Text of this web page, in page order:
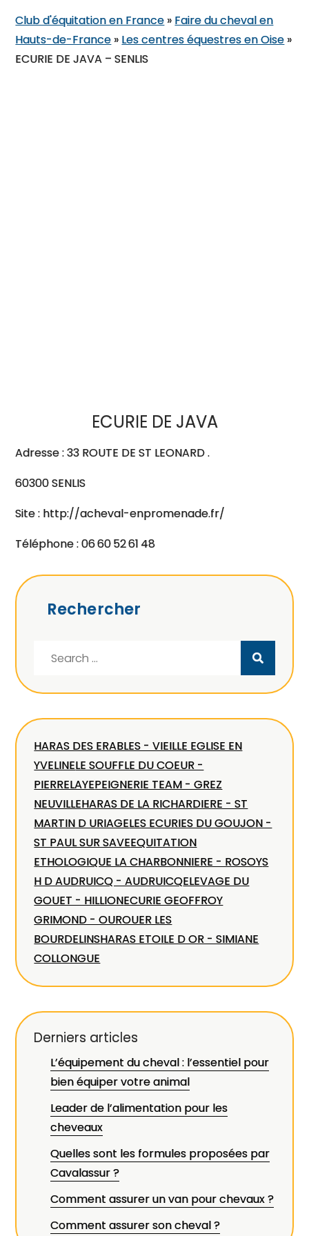
Club d'équitation en France » Faire du cheval en
Hauts-de-France » Les centres équestres en Oise »
ECURIE DE JAVA – SENLIS
ECURIE DE JAVA
Adresse : 33 ROUTE DE ST LEONARD .
60300 SENLIS
Site : http://acheval-enpromenade.fr/
Téléphone : 06 60 52 61 48
Rechercher
HARAS DES ERABLES - VIEILLE EGLISE EN
YVELINELE SOUFFLE DU COEUR -
PIERRELAYEPEIGNERIE TEAM - GREZ
NEUVILLEHARAS DE LA RICHARDIERE - ST
MARTIN D URIAGELES ECURIES DU GOUJON -
ST PAUL SUR SAVEEQUITATION
ETHOLOGIQUE LA CHARBONNIERE - ROSOYS
H D AUDRUICQ - AUDRUICQELEVAGE DU
GOUET - HILLIONECURIE GEOFFROY
GRIMOND - OUROUER LES
BOURDELINSHARAS ETOILE D OR - SIMIANE
COLLONGUE
Derniers articles
L’équipement du cheval : l’essentiel pour
bien équiper votre animal
Leader de l’alimentation pour les
cheveaux
Quelles sont les formules proposées par
Cavalassur ?
Comment assurer un van pour chevaux ?
Comment assurer son cheval ?